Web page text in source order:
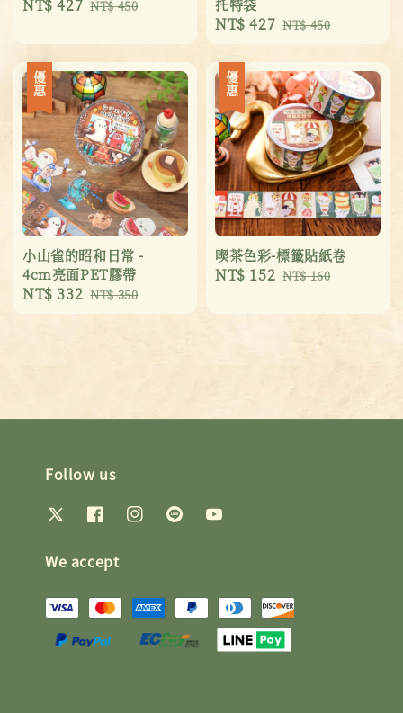
Sale
NT$ 427 Regular
NT$ 450
托特袋
Sale
price
NT$ 427 Regular
NT$ 450
優惠
小山雀的昭和日常 -
4cm亮面PET膠帶
Sale
NT$ 332 Regular
price
NT$ 350
優惠
喫茶色彩-標籤貼紙卷
Sale
NT$ 152 Regular
NT$ 160
Follow us
We accept